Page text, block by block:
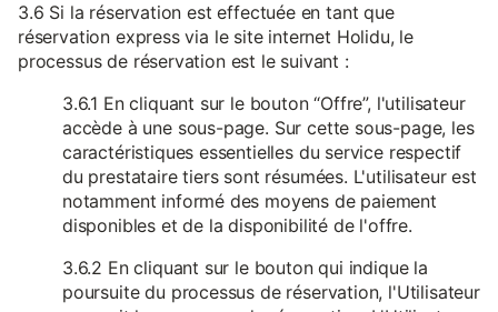
3.6 Si la réservation est effectuée en tant que
réservation express via le site internet Holidu, le
processus de réservation est le suivant :
3.6.1 En cliquant sur le bouton “Offre”, l'utilisateur
accède à une sous-page. Sur cette sous-page, les
caractéristiques essentielles du service respectif
du prestataire tiers sont résumées. L'utilisateur est
notamment informé des moyens de paiement
disponibles et de la disponibilité de l'offre.
3.6.2 En cliquant sur le bouton qui indique la
poursuite du processus de réservation, l'Utilisateur